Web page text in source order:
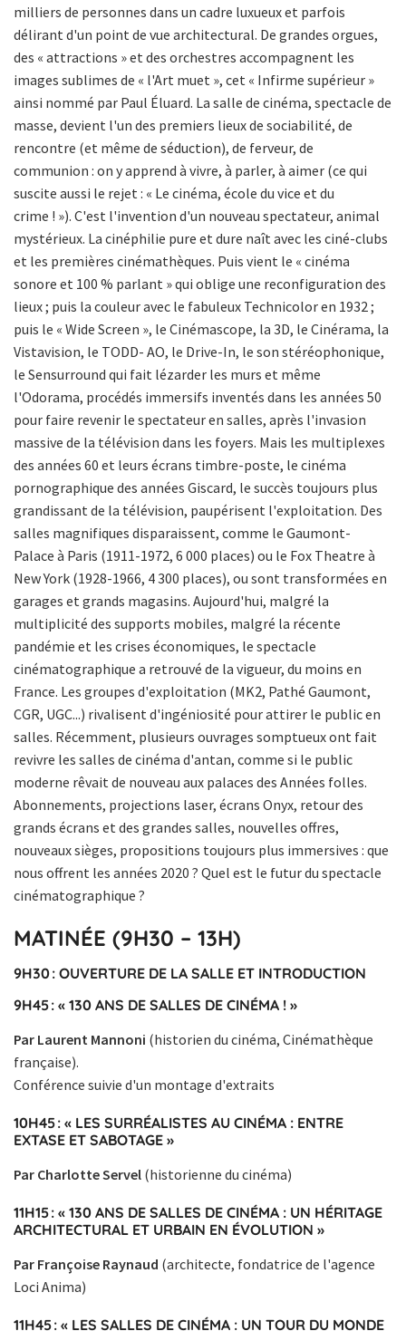
milliers de personnes dans un cadre luxueux et parfois
délirant d'un point de vue architectural. De grandes orgues,
des « attractions » et des orchestres accompagnent les
images sublimes de « l'Art muet », cet « Infirme supérieur »
ainsi nommé par Paul Éluard. La salle de cinéma, spectacle de
masse, devient l'un des premiers lieux de sociabilité, de
rencontre (et même de séduction), de ferveur, de
communion : on y apprend à vivre, à parler, à aimer (ce qui
suscite aussi le rejet : « Le cinéma, école du vice et du
crime ! »). C'est l'invention d'un nouveau spectateur, animal
mystérieux. La cinéphilie pure et dure naît avec les ciné-clubs
et les premières cinémathèques. Puis vient le « cinéma
sonore et 100 % parlant » qui oblige une reconfiguration des
lieux ; puis la couleur avec le fabuleux Technicolor en 1932 ;
puis le « Wide Screen », le Cinémascope, la 3D, le Cinérama, la
Vistavision, le TODD- AO, le Drive-In, le son stéréophonique,
le Sensurround qui fait lézarder les murs et même
l'Odorama, procédés immersifs inventés dans les années 50
pour faire revenir le spectateur en salles, après l'invasion
massive de la télévision dans les foyers. Mais les multiplexes
des années 60 et leurs écrans timbre-poste, le cinéma
pornographique des années Giscard, le succès toujours plus
grandissant de la télévision, paupérisent l'exploitation. Des
salles magnifiques disparaissent, comme le Gaumont-
Palace à Paris (1911-1972, 6 000 places) ou le Fox Theatre à
New York (1928-1966, 4 300 places), ou sont transformées en
garages et grands magasins. Aujourd'hui, malgré la
multiplicité des supports mobiles, malgré la récente
pandémie et les crises économiques, le spectacle
cinématographique a retrouvé de la vigueur, du moins en
France. Les groupes d'exploitation (MK2, Pathé Gaumont,
CGR, UGC...) rivalisent d'ingéniosité pour attirer le public en
salles. Récemment, plusieurs ouvrages somptueux ont fait
revivre les salles de cinéma d'antan, comme si le public
moderne rêvait de nouveau aux palaces des Années folles.
Abonnements, projections laser, écrans Onyx, retour des
grands écrans et des grandes salles, nouvelles offres,
nouveaux sièges, propositions toujours plus immersives : que
nous offrent les années 2020 ? Quel est le futur du spectacle
cinématographique ?
MATINÉE (9H30 – 13H)
9H30 : OUVERTURE DE LA SALLE ET INTRODUCTION
9H45 : « 130 ANS DE SALLES DE CINÉMA ! »
Par Laurent Mannoni (historien du cinéma, Cinémathèque
française).
Conférence suivie d'un montage d'extraits
10H45 : « LES SURRÉALISTES AU CINÉMA : ENTRE
EXTASE ET SABOTAGE »
Par Charlotte Servel (historienne du cinéma)
11H15 : « 130 ANS DE SALLES DE CINÉMA : UN HÉRITAGE
ARCHITECTURAL ET URBAIN EN ÉVOLUTION »
Par Françoise Raynaud (architecte, fondatrice de l'agence
Loci Anima)
11H45 : « LES SALLES DE CINÉMA : UN TOUR DU MONDE